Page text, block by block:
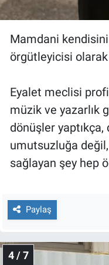
Mamdani kendisini
örgütleyicisi olarak
Eyalet meclisi
müzik ve yazarlık
dönüşler yaptıkça,
umutsuzluğa
sağlayan şey hep
Paylaş
4 / 7